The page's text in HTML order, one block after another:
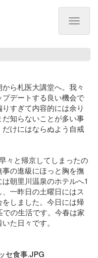
Toggle
ら札医大講堂へ。我々
デートする良い機会で
すぎて内容的には余り
知らないことが多い事
けにはならぬよう自戒
々と帰京してしまったの
の進級にほっと胸を撫
朝里川温泉のホテルへ1
一昨日の土曜日にはス
しました。今日には帰
の生活です。今春は家
た日々です。